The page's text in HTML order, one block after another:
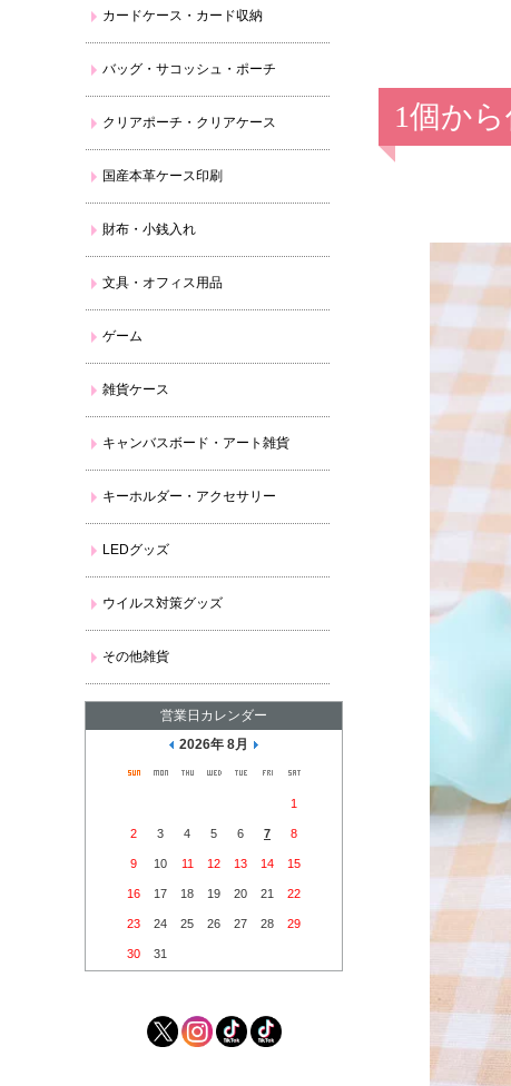
カードケース・カード収納
バッグ・サコッシュ・ポーチ
クリアポーチ・クリアケース
国産本革ケース印刷
財布・小銭入れ
文具・オフィス用品
ゲーム
雑貨ケース
キャンバスボード・アート雑貨
キーホルダー・アクセサリー
LEDグッズ
ウイルス対策グッズ
その他雑貨
営業日カレンダー
2026年 8月
1
2 3 4 5 6 7 8
9 10 11 12 13 14 15
16 17 18 19 20 21 22
23 24 25 26 27 28 29
30 31
1個か